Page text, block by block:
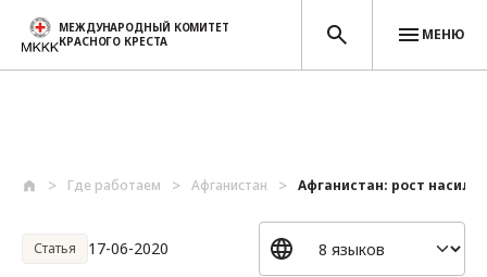
МЕЖДУНАРОДНЫЙ КОМИТЕТ
КРАСНОГО КРЕСТА
МЕНЮ
Где работаем Афганистан Афганистан: рост
Статья 17-06-2020